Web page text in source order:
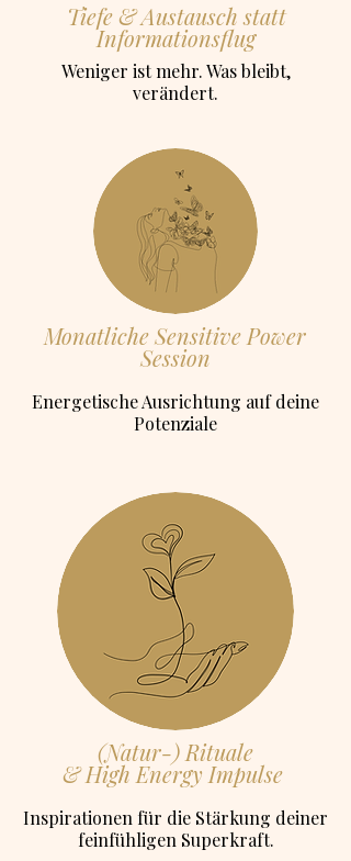
Tiefe & Austausch statt
Informationsflug
Weniger ist mehr. Was bleibt,
verändert.
Monatliche Sensitive Power
Session
Energetische Ausrichtung auf deine
Potenziale
(Natur-) Rituale
& High Energy Impulse
Inspirationen für die Stärkung deiner
feinfühligen Superkraft.